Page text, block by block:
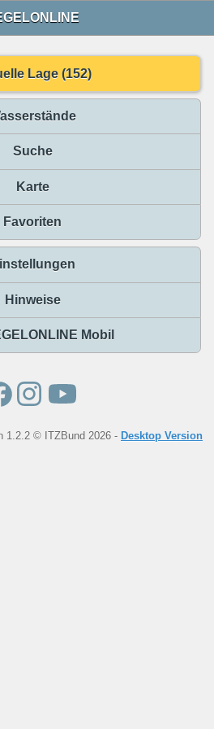
Lage (152)
Suche
Karte
Favoriten
Hinweise
Mobil
1.2.2 © ITZBund 2026 - Desktop Version